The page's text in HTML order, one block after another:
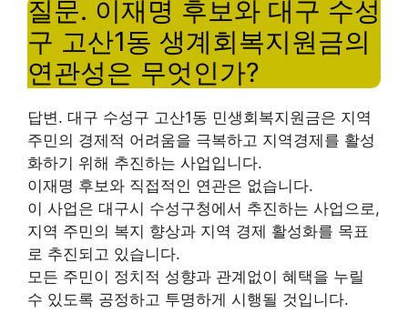
질문. 이재명 후보와 대구 수성
구 고산1동 생계회복지원금의
연관성은 무엇인가?
답변. 대구 수성구 고산1동 민생회복지원금은 지역
주민의 경제적 어려움을 극복하고 지역경제를 활성
화하기 위해 추진하는 사업입니다.
이재명 후보와 직접적인 연관은 없습니다.
이 사업은 대구시 수성구청에서 추진하는 사업으로,
지역 주민의 복지 향상과 지역 경제 활성화를 목표
로 추진되고 있습니다.
모든 주민이 정치적 성향과 관계없이 혜택을 누릴
수 있도록 공정하고 투명하게 시행될 것입니다.